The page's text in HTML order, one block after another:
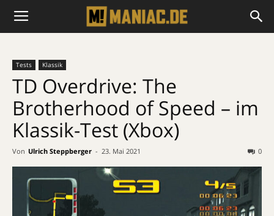
Tests Klassik
TD Overdrive: The
Brotherhood of Speed – im
Klassik-Test (Xbox)
Von Ulrich Steppberger - 23. Mai 2021 0